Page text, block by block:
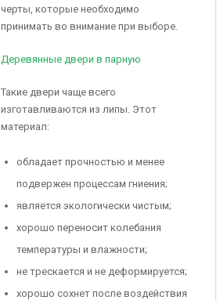
черты, которые необходимо
принимать во внимание при выборе.
Деревянные двери в парную
Такие двери чаще всего
изготавливаются из липы. Этот
материал:
обладает прочностью и менее
подвержен процессам гниения;
является экологически чистым;
хорошо переносит колебания
температуры и влажности;
не трескается и не деформируется;
хорошо сохнет после воздействия